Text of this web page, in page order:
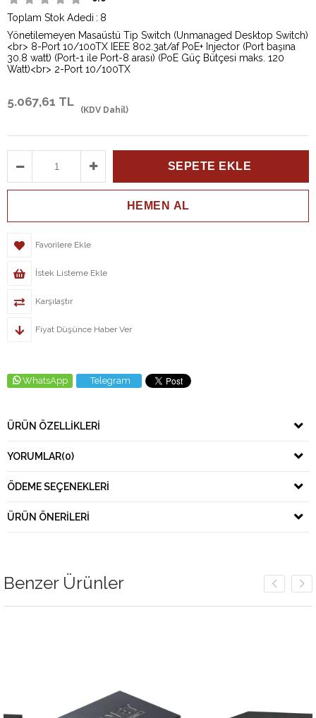
Toplam Stok Adedi : 8
Yönetilemeyen Masaüstü Tip Switch (Unmanaged Desktop Switch)
<br> 8-Port 10/100TX IEEE 802.3at/af PoE+ Injector (Port başına
30.8 watt) (Port-1 ile Port-8 arası) (PoE Güç Bütçesi maks. 120
Watt)<br> 2-Port 10/100TX
5.067,61 TL
(KDV Dahil)
Favorilere Ekle
İstek Listeme Ekle
Karşılaştır
Fiyat Düşünce Haber Ver
WhatsApp Telegram
ÜRÜN ÖZELLIKLERI
YORUMLAR(0)
ÖDEME SEÇENEKLERI
ÜRÜN ÖNERILERI
Benzer Ürünler